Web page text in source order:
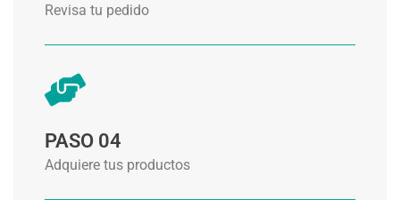
Revisa tu pedido
PASO 04
Adquiere tus productos